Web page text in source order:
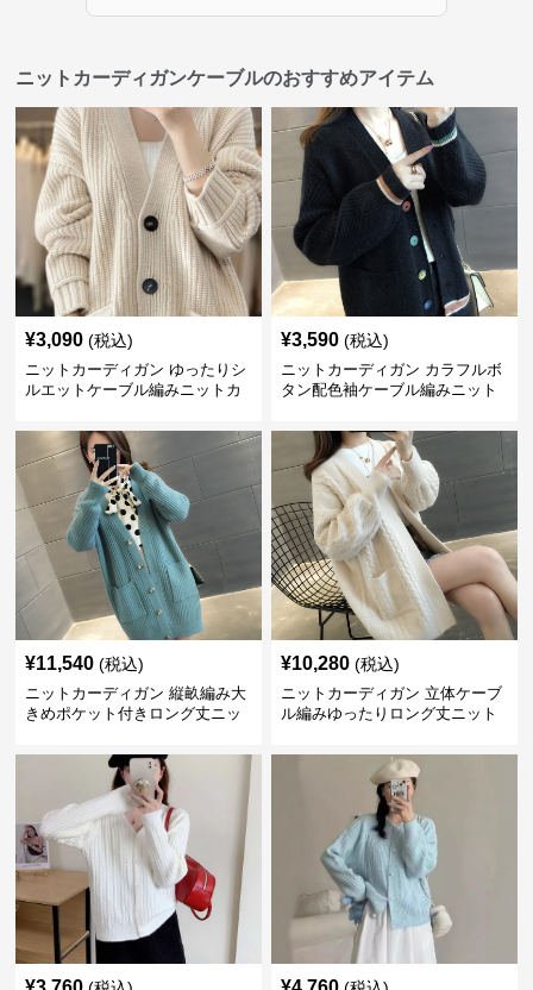
ニットカーディガンケーブルのおすすめアイテム
¥3,090 (税込)
ニットカーディガン ゆったりシ
ルエットケーブル編みニットカ
¥3,590 (税込)
ニットカーディガン カラフルボ
タン配色袖ケーブル編みニット
¥11,540 (税込)
ニットカーディガン 縦畝編み大
きめポケット付きロング丈ニッ
¥10,280 (税込)
ニットカーディガン 立体ケーブ
ル編みゆったりロング丈ニット